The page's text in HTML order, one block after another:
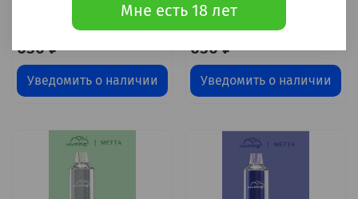
4000 затяжек 20мг (2%)
650 ₽
Уведомить о наличии
затяжек 20мг (2%)
650 ₽
Уведомить о наличии
Мне есть 18 лет